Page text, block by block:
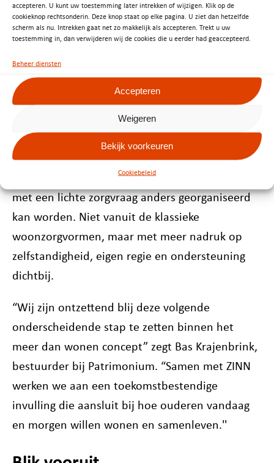
accepteren. U kunt uw toestemming later intrekken of wijzigen. Klik op de
cookieknop rechtsonderin. Deze knop staat op elke pagina. U ziet dan hetzelfde
scherm als nu. Intrekken gaat net zo makkelijk als accepteren. Trekt u uw
toestemming in, dan verwijderen wij de cookies die u eerder had geaccepteerd.
Beheer diensten
Accepteren
Weigeren
Bekijk voorkeuren
Cookiebeleid
Ruimte voor vernieuwing
De Zuiderflat maakt al langer deel uit van de
samenwerking tussen ZINN en Patrimonium. De
afgelopen jaren bleef ZINN er actief met onder
andere wijkverpleging en het Volledig Thuis
ZINN wil de Zuiderflat benutten als plek om te
verkennen hoe (tijdelijk) wonen voor mensen
met een lichte zorgvraag anders georganiseerd
kan worden. Niet vanuit de klassieke
woonzorgvormen, maar met meer nadruk op
zelfstandigheid, eigen regie en ondersteuning
dichtbij.
“Wij zijn ontzettend blij deze volgende
onderscheidende stap te zetten binnen het
meer dan wonen concept” zegt Bas Krajenbrink,
bestuurder bij Patrimonium. “Samen met ZINN
werken we aan een toekomstbestendige
invulling die aansluit bij hoe ouderen vandaag
en morgen willen wonen en samenleven.''